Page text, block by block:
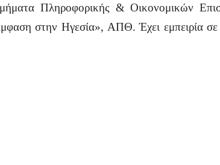
Πληροφορικής & Οικονομικών
στην Ηγεσία», ΑΠΘ. Έχει εμπειρία σε